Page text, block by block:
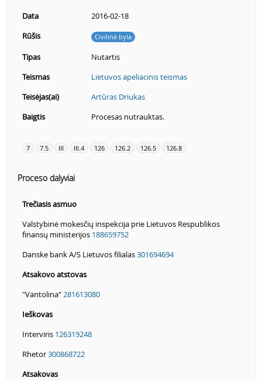
Data
2016-02-18
Rūšis
Civilinė byla
Tipas
Nutartis
Teismas
Lietuvos apeliacinis teismas
Teisėjas(ai)
Artūras Driukas
Baigtis
Procesas nutrauktas.
7 7.5 III III.4 126 126.2 126.5 126.8
Proceso dalyviai
Trečiasis asmuo
Valstybinė mokesčių inspekcija prie Lietuvos Respublikos
finansų ministerijos 188659752
Danske bank A/S Lietuvos filialas301694694
Atsakovo atstovas
"Vantolina" 281613080
Ieškovas
Interviris 126319248
Rhetor300868722
Atsakovas